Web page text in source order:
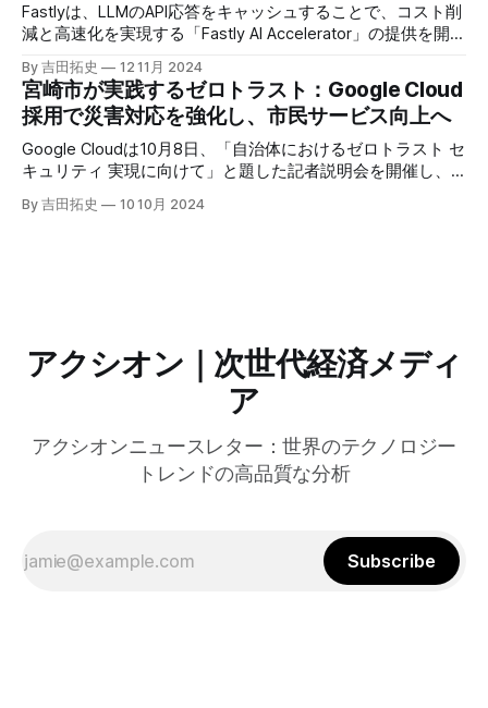
Fastlyは、LLMのAPI応答をキャッシュすることで、コスト削
減と高速化を実現する「Fastly AI Accelerator」の提供を開始
した。キップ・コンプトン最高プロダクト責任者（CPO）
は、類似した質問への応答を再利用し、効率的な処理を可能
にすると説明した。さらに、コンプトンは、エッジコンピュ
ーティングの利点を活かしたパーソナライズや、エッジにお
けるGPUの経済性、セキュリティへの取り組みなど、Fastly
のAI戦略について語った。
By 吉田拓史 12 11月 2024
宮崎市が実践するゼロトラスト：Google Cloud
採用で災害対応を強化し、市民サービス向上へ
Google Cloudは10月8日、「自治体におけるゼロトラスト セ
キュリティ 実現に向けて」と題した記者説明会を開催し、
自治体向けにゼロトラストセキュリティ導入を支援するプロ
グラムを発表した。宮崎市の事例では、Google Workspace
By 吉田拓史 10 10月 2024
アクシオン｜次世代経済メディ
ア
アクシオンニュースレター：世界のテクノロジー
トレンドの高品質な分析
Subscribe